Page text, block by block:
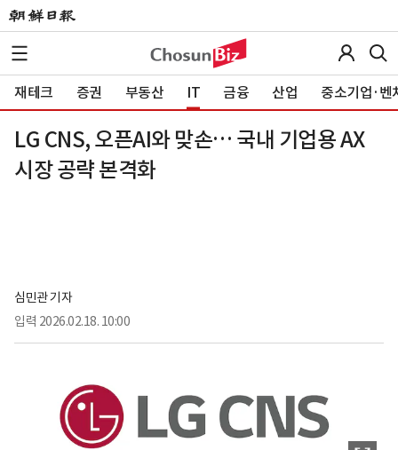
재테크 증권 부동산 IT 금융 산업 중소기업·벤
LG CNS, 오픈AI와 맞손… 국내 기업용 AX
시장 공략 본격화
심민관 기자
입력 2026.02.18. 10:00